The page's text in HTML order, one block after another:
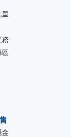
單
務
區
金